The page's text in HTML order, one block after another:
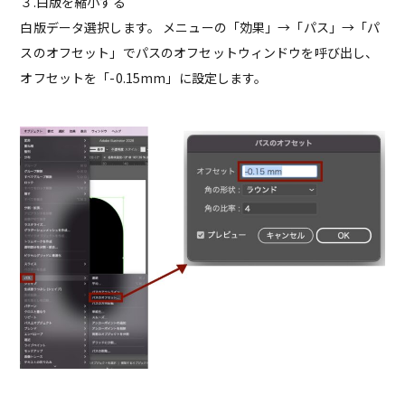
白版データ選択します。 メニューの「効果」→「パス」→「パ
スのオフセット」でパスのオフセットウィンドウを呼び出し、
オフセットを「-0.15mm」に設定します。